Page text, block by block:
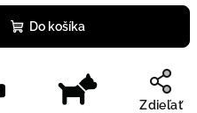
Do košíka
Zdieľať